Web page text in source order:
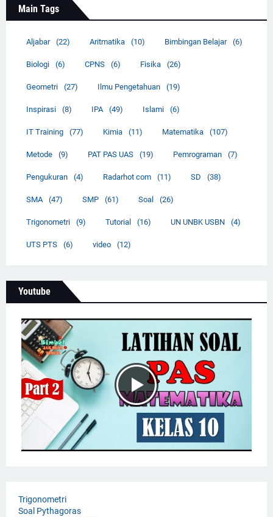
Main Tags
Aljabar (22) Aritmatika (10) Bimbingan Belajar (6)
Biologi (6) CPNS (6) Fisika (26)
Geometri (27) Ilmu Pengetahuan (19)
Inspirasi (8) IPA (49) Islami (6)
IT Training (77) Kimia (11) Matematika (107)
Metode (9) PAT PAS UAS (19) Pemrograman (7)
Pengukuran (4) Radarhot com (11) SD (38)
SMA (47) SMP (61) Soal (26)
Trigonometri (9) Tutorial (16) UN UNBK USBN (4)
UTS PTS (6) video (12)
Youtube
Trigonometri
Soal Pythagoras